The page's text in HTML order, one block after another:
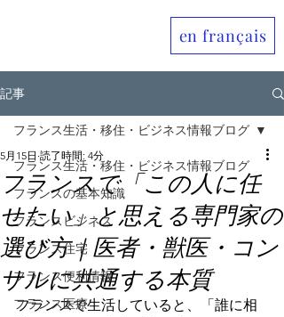
en français
記事
フランス生活・移住・ビジネス情報ブログ
フランスの基本知識
フランスビジネス
フランス住宅
フランス便利情報
フランス医療
フランス生活・移住・ビジネス情報ブログ
フランスで「この人に任
せたい」と思える専門家の
選び方｜医者・獣医・コン
サルに共通する本質
5月15日 読了時間: 4分
フランスで生活していると、「誰に相